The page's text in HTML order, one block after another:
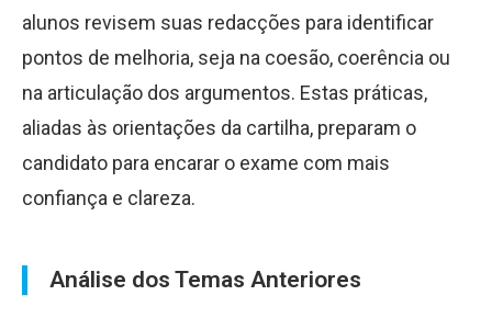
alunos revisem suas redacções para identificar
pontos de melhoria, seja na coesão, coerência ou
na articulação dos argumentos. Estas práticas,
aliadas às orientações da cartilha, preparam o
candidato para encarar o exame com mais
confiança e clareza.
Análise dos Temas Anteriores